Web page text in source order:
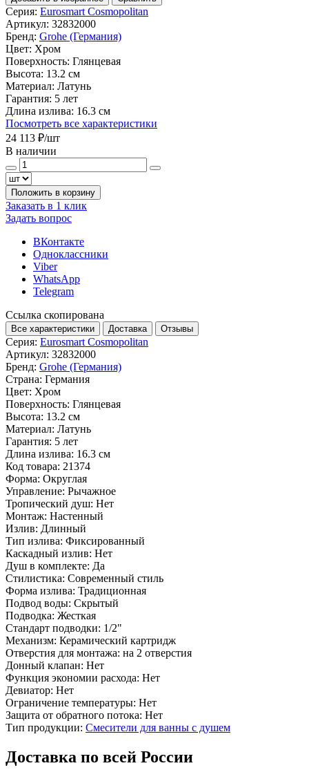
Серия: Eurosmart Cosmopolitan
Артикул: 32832000
Бренд: Grohe (Германия)
Цвет: Хром
Поверхность: Глянцевая
Высота: 13.2 см
Материал: Латунь
Гарантия: 5 лет
Длина излива: 16.3 см
Посмотреть все характеристики
24 113 ₽/шт
В наличии
Положить в корзину
Заказать в 1 клик
Задать вопрос
ВКонтакте
Одноклассники
Viber
WhatsApp
Telegram
Ссылка скопирована
Все характеристики Доставка Отзывы
Серия: Eurosmart Cosmopolitan
Артикул: 32832000
Бренд: Grohe (Германия)
Страна: Германия
Цвет: Хром
Поверхность: Глянцевая
Высота: 13.2 см
Материал: Латунь
Гарантия: 5 лет
Длина излива: 16.3 см
Код товара: 21374
Форма: Округлая
Управление: Рычажное
Тропический душ: Нет
Монтаж: Настенный
Излив: Длинный
Тип излива: Фиксированный
Каскадный излив: Нет
Душ в комплекте: Да
Стилистика: Современный стиль
Форма излива: Традиционная
Подвод воды: Скрытый
Подводка: Жесткая
Стандарт подводки: 1/2"
Механизм: Керамический картридж
Отверстия для монтажа: на 2 отверстия
Донный клапан: Нет
Функция экономии расхода: Нет
Девиатор: Нет
Ограничение температуры: Нет
Защита от обратного потока: Нет
Тип продукции: Смесители для ванны с душем
Доставка по всей России